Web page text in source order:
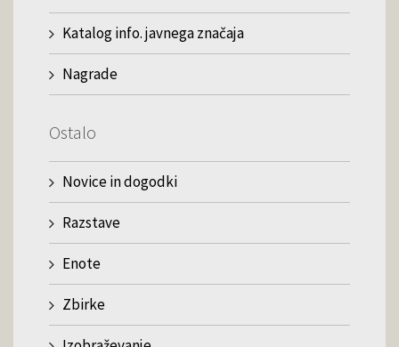
Katalog info. javnega značaja
Nagrade
Ostalo
Novice in dogodki
Razstave
Enote
Zbirke